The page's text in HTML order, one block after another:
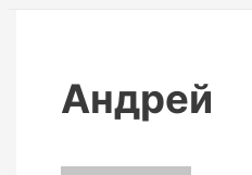
Андрей